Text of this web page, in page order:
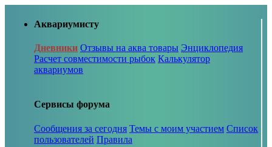
Аквариумисту
Дневники Отзывы на аква товары Энциклопедия
Расчет совместимости рыбок Калькулятор
аквариумов
Сервисы форума
Сообщения за сегодня Темы с моим участием Список
пользователей Правила